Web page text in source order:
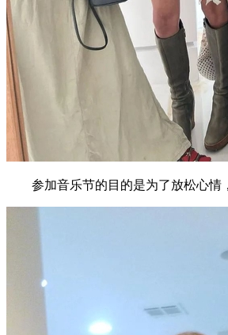
参加音乐节的目的是为了放松心情，